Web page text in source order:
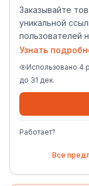
Заказывайте
уникальной
пользователей
приложении.
Узнать
Использовано 4
до 31 дек.
Работает?
Все